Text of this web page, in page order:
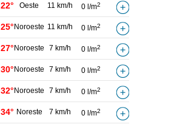
22° Oeste 11 km/h 0 l/m2
25° Noroeste 11 km/h 0 l/m2
27° Noroeste 7 km/h 0 l/m2
30° Noroeste 7 km/h 0 l/m2
32° Noroeste 7 km/h 0 l/m2
34° Noreste 7 km/h 0 l/m2